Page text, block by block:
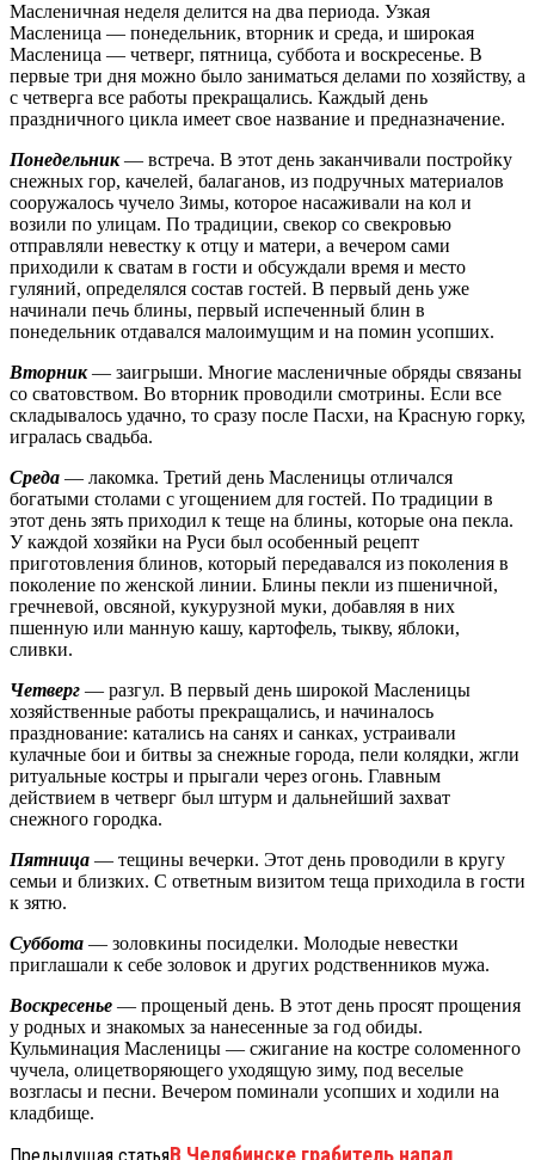
Масленичная неделя делится на два периода. Узкая
Масленица — понедельник, вторник и среда, и широкая
Масленица — четверг, пятница, суббота и воскресенье. В
первые три дня можно было заниматься делами по хозяйству, а
с четверга все работы прекращались. Каждый день
праздничного цикла имеет свое название и предназначение.
Понедельник — встреча. В этот день заканчивали постройку
снежных гор, качелей, балаганов, из подручных материалов
сооружалось чучело Зимы, которое насаживали на кол и
возили по улицам. По традиции, свекор со свекровью
отправляли невестку к отцу и матери, а вечером сами
приходили к сватам в гости и обсуждали время и место
гуляний, определялся состав гостей. В первый день уже
начинали печь блины, первый испеченный блин в
понедельник отдавался малоимущим и на помин усопших.
Вторник — заигрыши. Многие масленичные обряды связаны
со сватовством. Во вторник проводили смотрины. Если все
складывалось удачно, то сразу после Пасхи, на Красную горку,
игралась свадьба.
Среда — лакомка. Третий день Масленицы отличался
богатыми столами с угощением для гостей. По традиции в
этот день зять приходил к теще на блины, которые она пекла.
У каждой хозяйки на Руси был особенный рецепт
приготовления блинов, который передавался из поколения в
поколение по женской линии. Блины пекли из пшеничной,
гречневой, овсяной, кукурузной муки, добавляя в них
пшенную или манную кашу, картофель, тыкву, яблоки,
сливки.
Четверг — разгул. В первый день широкой Масленицы
хозяйственные работы прекращались, и начиналось
празднование: катались на санях и санках, устраивали
кулачные бои и битвы за снежные города, пели колядки, жгли
ритуальные костры и прыгали через огонь. Главным
действием в четверг был штурм и дальнейший захват
снежного городка.
Пятница — тещины вечерки. Этот день проводили в кругу
семьи и близких. С ответным визитом теща приходила в гости
к зятю.
Суббота — золовкины посиделки. Молодые невестки
приглашали к себе золовок и других родственников мужа.
Воскресенье — прощеный день. В этот день просят прощения
у родных и знакомых за нанесенные за год обиды.
Кульминация Масленицы — сжигание на костре соломенного
чучела, олицетворяющего уходящую зиму, под веселые
возгласы и песни. Вечером поминали усопших и ходили на
кладбище.